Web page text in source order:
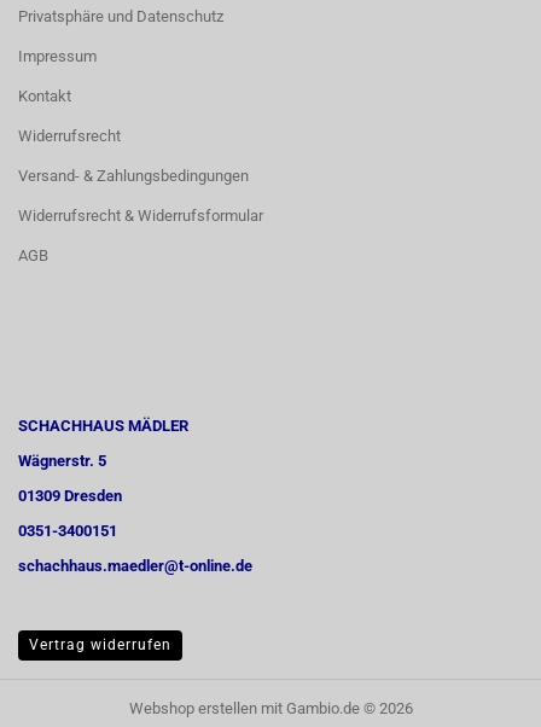
Privatsphäre und Datenschutz
Impressum
Kontakt
Widerrufsrecht
Versand- & Zahlungsbedingungen
Widerrufsrecht & Widerrufsformular
AGB
SCHACHHAUS MÄDLER
Wägnerstr. 5
01309 Dresden
0351-3400151
schachhaus.maedler@t-online.de
Vertrag widerrufen
Webshop erstellenmit Gambio.de © 2026